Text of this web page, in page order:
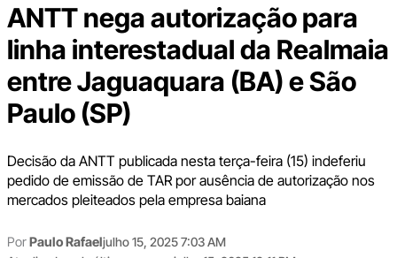
ANTT nega autorização para
linha interestadual da Realmaia
entre Jaguaquara (BA) e São
Paulo (SP)
Decisão da ANTT publicada nesta terça-feira (15) indeferiu
pedido de emissão de TAR por ausência de autorização nos
mercados pleiteados pela empresa baiana
PorPaulo Rafaeljulho 15, 2025 7:03 AM